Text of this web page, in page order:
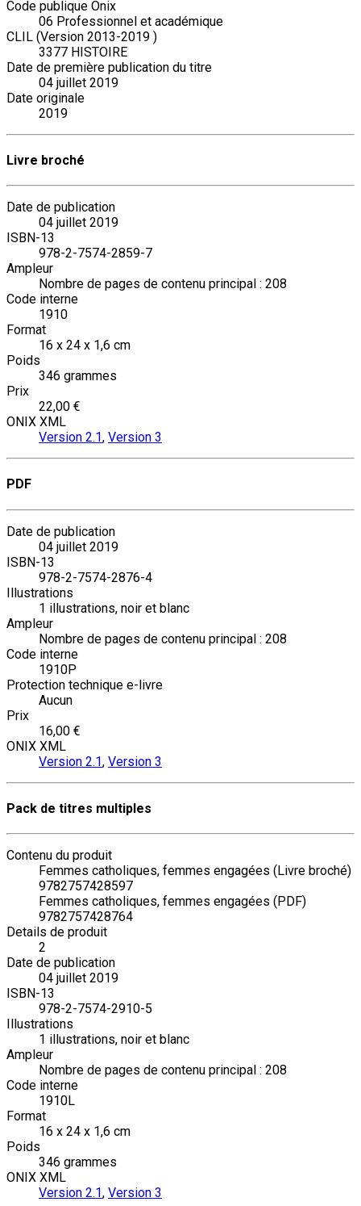
Code publique Onix
06 Professionnel et académique
CLIL (Version 2013-2019 )
3377 HISTOIRE
Date de première publication du titre
04 juillet 2019
Date originale
2019
Livre broché
Date de publication
04 juillet 2019
ISBN-13
978-2-7574-2859-7
Ampleur
Nombre de pages de contenu principal : 208
Code interne
1910
Format
16 x 24 x 1,6 cm
Poids
346 grammes
Prix
22,00 €
ONIX XML
Version 2.1, Version 3
PDF
Date de publication
04 juillet 2019
ISBN-13
978-2-7574-2876-4
Illustrations
1 illustrations, noir et blanc
Ampleur
Nombre de pages de contenu principal : 208
Code interne
1910P
Protection technique e-livre
Aucun
Prix
16,00 €
ONIX XML
Version 2.1, Version 3
Pack de titres multiples
Contenu du produit
Femmes catholiques, femmes engagées (Livre broché)
9782757428597
Femmes catholiques, femmes engagées (PDF)
9782757428764
Details de produit
2
Date de publication
04 juillet 2019
ISBN-13
978-2-7574-2910-5
Illustrations
1 illustrations, noir et blanc
Ampleur
Nombre de pages de contenu principal : 208
Code interne
1910L
Format
16 x 24 x 1,6 cm
Poids
346 grammes
ONIX XML
Version 2.1, Version 3